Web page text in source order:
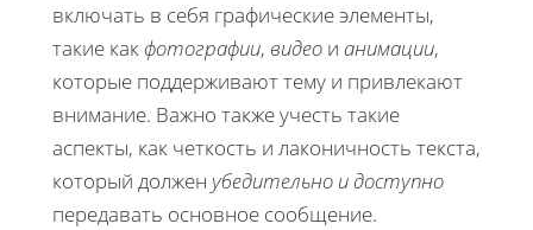
включать в себя графические элементы,
такие какфотографии, видео и анимации,
которые поддерживают тему и привлекают
внимание. Важно также учесть такие
аспекты, как четкость и лаконичность текста,
который должен убедительно и доступно
передавать основное сообщение.